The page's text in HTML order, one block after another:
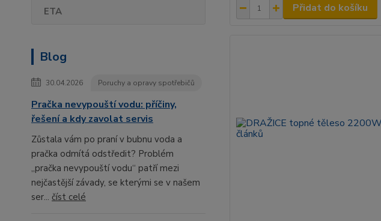
ETA
Blog
30.04.2026 Poruchy a opravy spotřebičů
Pračka nevypouští vodu: příčiny,
řešení a kdy zavolat servis
Zůstala vám po praní v bubnu voda a
pračka odmítá odstředit? Problém
„pračka nevypouští vodu“ patří mezi
nejčastější závady, se kterými se v našem
ser... číst celé
Přidat do košíku